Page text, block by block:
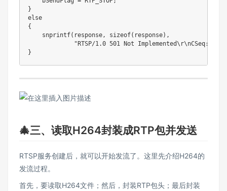
}
else
{
snprintf( response, sizeof( response) ,
"RTSP/1.0 501 Not Implemented\r\nCSeq:
}
🎄三、读取H264封装成RTP包并发送
RTSP服务创建后，就可以开始发流了。这里先介绍H264的
发流过程。
首先，要读取H264文件；然后，封装RTP包头；最后封装